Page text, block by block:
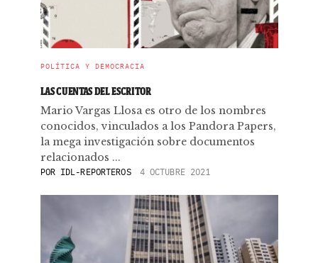
POLÍTICA Y DEMOCRACIA
LAS CUENTAS DEL ESCRITOR
Mario Vargas Llosa es otro de los nombres
conocidos, vinculados a los Pandora Papers,
la mega investigación sobre documentos
relacionados ...
POR IDL-REPORTEROS 4 OCTUBRE 2021